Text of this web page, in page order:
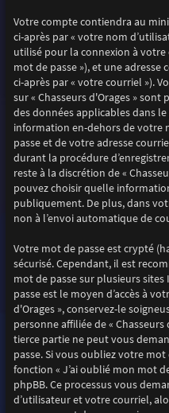
Votre compte contiendra au
ci-après par « votre nom
utilisé pour la connexion à votre
mot de passe »), et une
ci-après par « votre courriel »).
sur « Chasseurs d'Orages »
des données applicables dans
information en-dehors de votre
passe et de votre adresse
durant la procédure
reste à la discrétion de «
pouvez choisir quelle
publiquement. De plus, dans
non à l’envoi automatique de
Votre mot de passe est crypté
sécurisé. Cependant, il est
mot de passe sur plusieurs
passe est le moyen d’accès à
d'Orages », conservez-le
personne affiliée de « Chasseurs
tierce partie ne peut vous
passe. Si vous oubliez votre
fonction « J’ai oublié mon mot
phpBB. Ce processus vous
d’utilisateur et votre courriel,